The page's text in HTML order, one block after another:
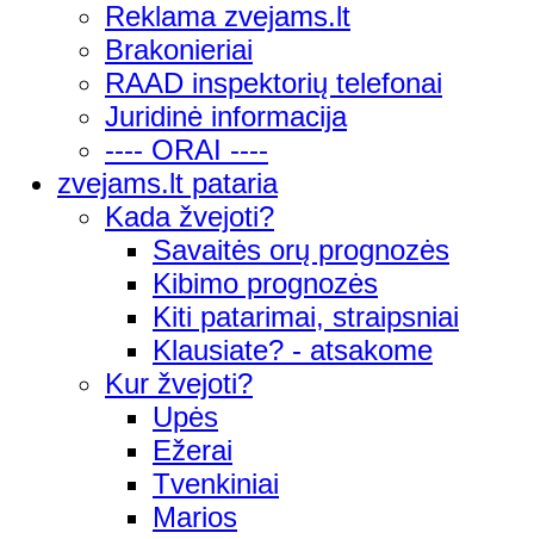
Reklama zvejams.lt
Brakonieriai
RAAD inspektorių telefonai
Juridinė informacija
---- ORAI ----
zvejams.lt pataria
Kada žvejoti?
Savaitės orų prognozės
Kibimo prognozės
Kiti patarimai, straipsniai
Klausiate? - atsakome
Kur žvejoti?
Upės
Ežerai
Tvenkiniai
Marios